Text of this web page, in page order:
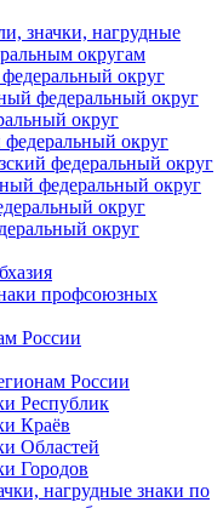
значки, нагрудные
округам
округ
федеральный округ
округ
округ
федеральный округ
федеральный округ
округ
округ
профсоюзных
России
России
Республик
Краёв
Областей
Городов
нагрудные знаки по